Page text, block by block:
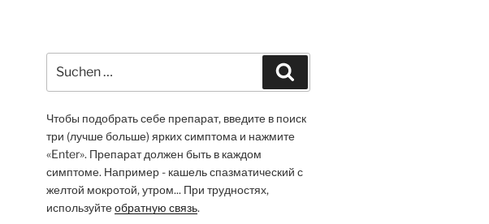
nach:
Чтобы подобрать себе препарат, введите в поиск
три (лучше больше) ярких симптома и нажмите
«Enter». Препарат должен быть в каждом
симптоме. Например - кашель спазматический с
желтой мокротой, утром... При трудностях,
используйтеобратную связь.